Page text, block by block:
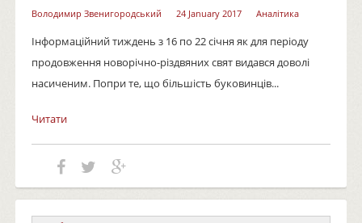
Володимир Звенигородський 24 January 2017 Аналітика
Інформаційний тиждень з 16 по 22 січня як для періоду
продовження новорічно-різдвяних свят видався доволі
насиченим. Попри те, що більшість буковинців...
Читати